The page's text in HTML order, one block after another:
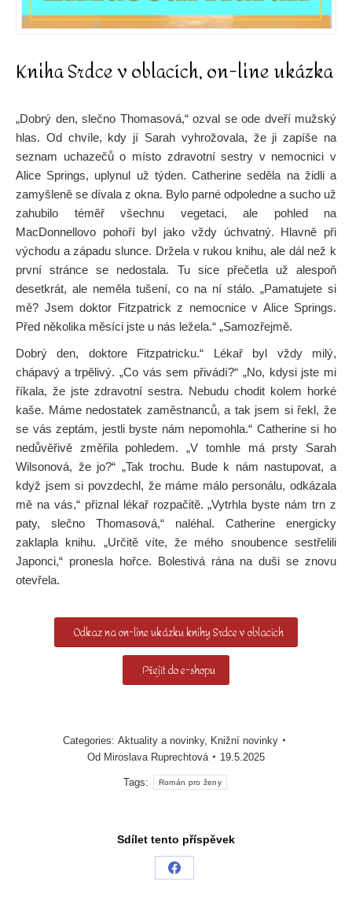
Kniha Srdce v oblacích, on-line ukázka
„Dobrý den, slečno Thomasová,“ ozval se ode dveří mužský
hlas. Od chvíle, kdy jí Sarah vyhrožovala, že ji zapíše na
seznam uchazečů o místo zdravotní sestry v nemocnici v
Alice Springs, uplynul už týden. Catherine seděla na židli a
zamyšleně se dívala z okna. Bylo parné odpoledne a sucho už
zahubilo téměř všechnu vegetaci, ale pohled na
MacDonnellovo pohoří byl jako vždy úchvatný. Hlavně při
východu a západu slunce. Držela v rukou knihu, ale dál než k
první stránce se nedostala. Tu sice přečetla už alespoň
desetkrát, ale neměla tušení, co na ní stálo. „Pamatujete si
mě? Jsem doktor Fitzpatrick z nemocnice v Alice Springs.
Před několika měsíci jste u nás ležela.“ „Samozřejmě.
Dobrý den, doktore Fitzpatricku.“ Lékař byl vždy milý,
chápavý a trpělivý. „Co vás sem přivádí?“ „No, kdysi jste mi
říkala, že jste zdravotní sestra. Nebudu chodit kolem horké
kaše. Máme nedostatek zaměstnanců, a tak jsem si řekl, že
se vás zeptám, jestli byste nám nepomohla.“ Catherine si ho
nedůvěřivě změřila pohledem. „V tomhle má prsty Sarah
Wilsonová, že jo?“ „Tak trochu. Bude k nám nastupovat, a
když jsem si povzdechl, že máme málo personálu, odkázala
mě na vás,“ přiznal lékař rozpačitě. „Vytrhla byste nám trn z
paty, slečno Thomasová,“ naléhal. Catherine energicky
zaklapla knihu. „Určitě víte, že mého snoubence sestřelili
Japonci,“ pronesla hořce. Bolestivá rána na duši se znovu
otevřela.
Odkaz na on-line ukázku knihy Srdce v oblacích
Přejít do e-shopu
Categories: Aktuality a novinky, Knižní novinky
Od Miroslava Ruprechtová 19.5.2025
Tags: Román pro ženy
Sdílet tento příspěvek
Share